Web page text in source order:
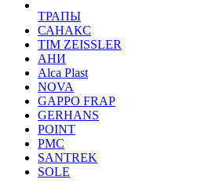
ТРАПЫ
САНАКС
TIM ZEISSLER
АНИ
Alca Plast
NOVA
GAPPO FRAP
GERHANS
POINT
РМС
SANTREK
SOLE